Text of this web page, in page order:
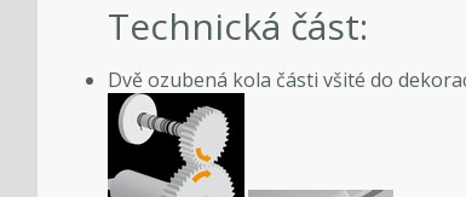
Technická část:
Dvě ozubená kola části všité do